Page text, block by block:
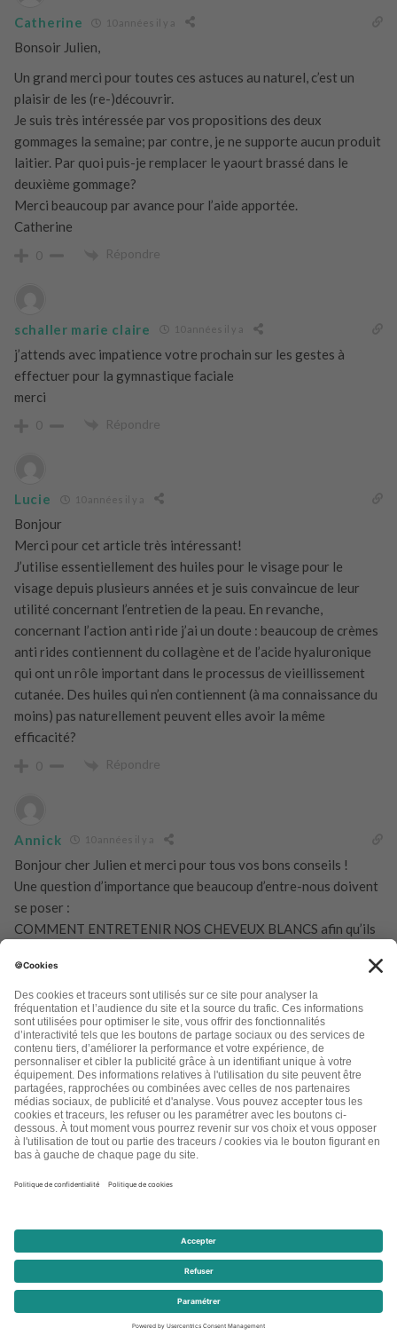
Catherine 10 années il y a
Bonsoir Julien,
Un grand merci pour toutes ces astuces au naturel, c’est un
plaisir de les (re-)découvrir.
Je suis très intéressée par vos propositions des deux
gommages la semaine; par contre, je ne supporte aucun produit
laitier. Par quoi puis-je remplacer le yaourt brassé dans le
deuxième gommage?
Merci beaucoup par avance pour l’aide apportée.
Catherine
0 Répondre
schaller marie claire 10 années il y a
j’attends avec impatience votre prochain sur les gestes à
effectuer pour la gymnastique faciale
merci
0 Répondre
Lucie 10 années il y a
Bonjour
Merci pour cet article très intéressant!
J’utilise essentiellement des huiles pour le visage pour le
visage depuis plusieurs années et je suis convaincue de leur
utilité concernant l’entretien de la peau. En revanche,
concernant l’action anti ride j’ai un doute : beaucoup de crèmes
anti rides contiennent du collagène et de l’acide hyaluronique
qui ont un rôle important dans le processus de vieillissement
cutanée. Des huiles qui n’en contiennent (à ma connaissance du
moins) pas naturellement peuvent elles avoir la même
efficacité?
0 Répondre
Annick 10 années il y a
Bonjour cher Julien et merci pour tous vos bons conseils !
Une question d’importance que beaucoup d’entre-nous doivent
se poser :
COMMENT ENTRETENIR NOS CHEVEUX BLANCS afin qu’ils
(car nombreuses sont celles qui ont laissé tomber la couleur
n’est-ce pas ?!)
J’avais trouvé un shampoing de chez Coslys à la petite
centaurée (qui n’avait pas beaucoup d’effet, est-ce pour cela
que je ne le trouve pas dans de nombreuses boutiques bio) et
j’avais pensé faire des rinçages en achetant de la petite
centaurée carrément ….?
Avez-vous un conseil car les coiffeurs, lorsque l’on passe entre
leurs mains, nous proposent des produits mais s’ils sont à base
de propylènes et autres saletés non merci !! CDT Annick
0 Répondre
DEPIT
Merci pour vos précieux conseils mais quels sont les exercices
et comment fait-on les exercices faciaux antirides ,?